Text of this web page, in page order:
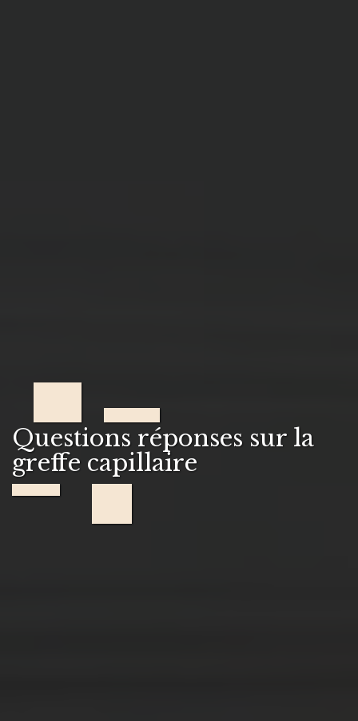
Questions réponses sur la
greffe capillaire